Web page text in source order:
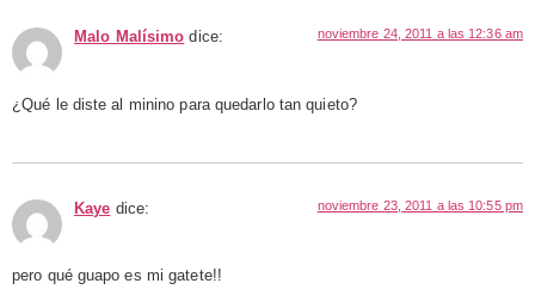
Malo Malísimo dice: noviembre 24, 2011 a las 12:36 am
¿Qué le diste al minino para quedarlo tan quieto?
Kaye dice: noviembre 23, 2011 a las 10:55 pm
pero qué guapo es mi gatete!!